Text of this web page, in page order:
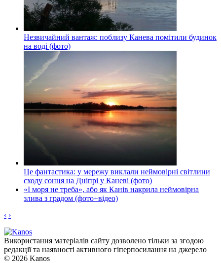
Незвичайний вантаж: поблизу Канева помітили будинок
на воді (фото)
Це фантастика: у мережу виклали неймовірні світлини
сходу сонця на Дніпрі у Каневі (фото)
«І моря не треба», або як Канів накрила неймовірна
злива з градом (фото+відео)
‹ ›
Використання матеріалів сайту дозволено тільки за згодою
редакції та наявності активного гіперпосилання на джерело
© 2026 Kanos